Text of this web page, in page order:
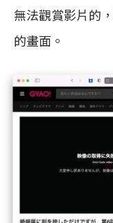
無法觀賞影片的
的畫面。